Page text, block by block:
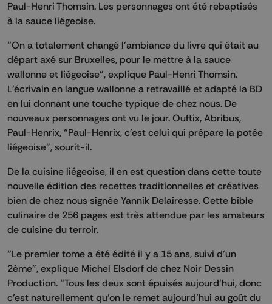
Paul-Henri Thomsin. Les personnages ont été rebaptisés
à la sauce liégeoise.
“On a totalement changé l’ambiance du livre qui était au
départ axé sur Bruxelles, pour le mettre à la sauce
wallonne et liégeoise”, explique Paul-Henri Thomsin.
L’écrivain en langue wallonne a retravaillé et adapté la BD
en lui donnant une touche typique de chez nous. De
nouveaux personnages ont vu le jour. Ouftix, Abribus,
Paul-Henrix, “Paul-Henrix, c’est celui qui prépare la potée
liégeoise”, sourit-il.
De la cuisine liégeoise, il en est question dans cette toute
nouvelle édition des recettes traditionnelles et créatives
bien de chez nous signée Yannik Delairesse. Cette bible
culinaire de 256 pages est très attendue par les amateurs
de cuisine du terroir.
“Le premier tome a été édité il y a 15 ans, suivi d’un
2ème”, explique Michel Elsdorf de chez Noir Dessin
Production. “Tous les deux sont épuisés aujourd’hui, donc
c’est naturellement qu’on le remet aujourd’hui au goût du